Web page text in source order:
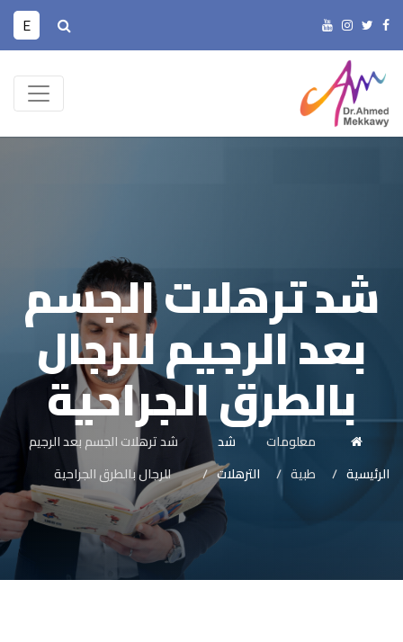
E
شد ترهلات الجسم
بعد الرجيم للرجال
بالطرق الجراحية
الرئيسية
معلومات
طبية
شد
الترهلات
شد ترهلات الجسم بعد الرجيم
للرجال بالطرق الجراحية